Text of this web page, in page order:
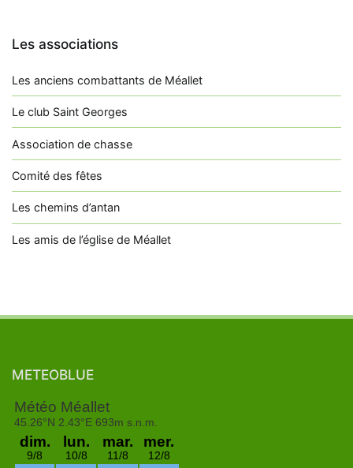
Les associations
Les anciens combattants de Méallet
Le club Saint Georges
Association de chasse
Comité des fêtes
Les chemins d’antan
Les amis de l’église de Méallet
METEOBLUE